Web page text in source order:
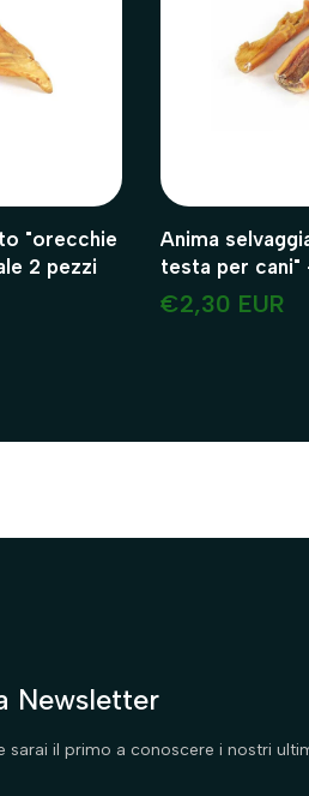
"orecchie
2 pezzi
Anima
testa per cani" - 45g manzo 2
pezzi
€2,30 EUR
Newsletter
sarai il primo a conoscere i nostri